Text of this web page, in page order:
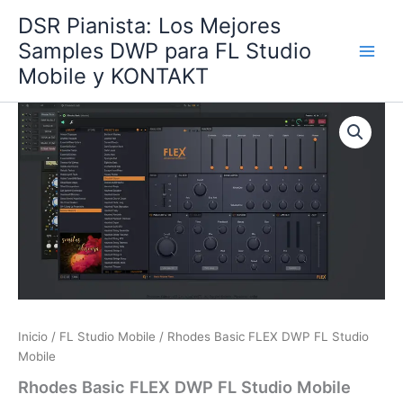
contenido
DSR Pianista: Los Mejores
Samples DWP para FL Studio
Mobile y KONTAKT
Inicio / FL Studio Mobile / Rhodes Basic FLEX DWP FL Studio
Mobile
Rhodes Basic FLEX DWP FL Studio Mobile